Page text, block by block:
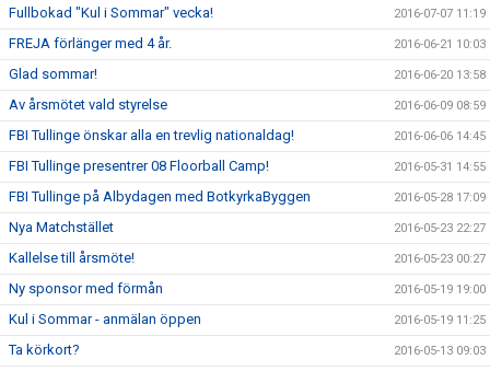
Fullbokad "Kul i Sommar" vecka! 2016-07-07 11:19
FREJA förlänger med 4 år. 2016-06-21 10:03
Glad sommar! 2016-06-20 13:58
Av årsmötet vald styrelse 2016-06-09 08:59
FBI Tullinge önskar alla en trevlig nationaldag! 2016-06-06 14:45
FBI Tullinge presentrer 08 Floorball Camp! 2016-05-31 14:55
FBI Tullinge på Albydagen med BotkyrkaByggen 2016-05-28 17:09
Nya Matchstället 2016-05-23 22:27
Kallelse till årsmöte! 2016-05-23 00:27
Ny sponsor med förmån 2016-05-19 19:00
Kul i Sommar - anmälan öppen 2016-05-19 11:25
Ta körkort? 2016-05-13 09:03